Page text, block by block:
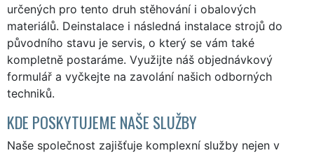
určených pro tento druh stěhování i obalových
materiálů. Deinstalace i následná instalace strojů do
původního stavu je servis, o který se vám také
kompletně postaráme. Využijte náš objednávkový
formulář a vyčkejte na zavolání našich odborných
techniků.
KDE POSKYTUJEME NAŠE SLUŽBY
Naše společnost zajišťuje komplexní služby nejen v